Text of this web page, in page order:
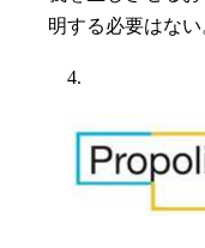
明する必要はない
4.